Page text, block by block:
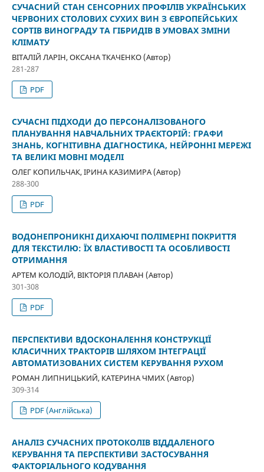
СУЧАСНИЙ СТАН СЕНСОРНИХ ПРОФІЛІВ УКРАЇНСЬКИХ
ЧЕРВОНИХ СТОЛОВИХ СУХИХ ВИН З ЄВРОПЕЙСЬКИХ
СОРТІВ ВИНОГРАДУ ТА ГІБРИДІВ В УМОВАХ ЗМІНИ
КЛІМАТУ
ВІТАЛІЙ ЛАРІН, ОКСАНА ТКАЧЕНКО (Автор)
281-287
PDF
СУЧАСНІ ПІДХОДИ ДО ПЕРСОНАЛІЗОВАНОГО
ПЛАНУВАННЯ НАВЧАЛЬНИХ ТРАЄКТОРІЙ: ГРАФИ
ЗНАНЬ, КОГНІТИВНА ДІАГНОСТИКА, НЕЙРОННІ МЕРЕЖІ
ТА ВЕЛИКІ МОВНІ МОДЕЛІ
ОЛЕГ КОПИЛЬЧАК, ІРИНА КАЗИМИРА (Автор)
288-300
PDF
ВОДОНЕПРОНИКНІ ДИХАЮЧІ ПОЛІМЕРНІ ПОКРИТТЯ
ДЛЯ ТЕКСТИЛЮ: ЇХ ВЛАСТИВОСТІ ТА ОСОБЛИВОСТІ
ОТРИМАННЯ
АРТЕМ КОЛОДІЙ, ВІКТОРІЯ ПЛАВАН (Автор)
301-308
PDF
ПЕРСПЕКТИВИ ВДОСКОНАЛЕННЯ КОНСТРУКЦІЇ
КЛАСИЧНИХ ТРАКТОРІВ ШЛЯХОМ ІНТЕГРАЦІЇ
АВТОМАТИЗОВАНИХ СИСТЕМ КЕРУВАННЯ РУХОМ
РОМАН ЛИПНИЦЬКИЙ, КАТЕРИНА ЧМИХ (Автор)
309-314
PDF (Англійська)
АНАЛІЗ СУЧАСНИХ ПРОТОКОЛІВ ВІДДАЛЕНОГО
КЕРУВАННЯ ТА ПЕРСПЕКТИВИ ЗАСТОСУВАННЯ
ФАКТОРІАЛЬНОГО КОДУВАННЯ